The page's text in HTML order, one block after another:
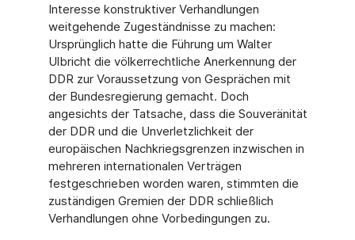
Interesse konstruktiver Verhandlungen
weitgehende Zugeständnisse zu machen:
Ursprünglich hatte die Führung um Walter
Ulbricht die völkerrechtliche Anerkennung der
DDR zur Voraussetzung von Gesprächen mit
der Bundesregierung gemacht. Doch
angesichts der Tatsache, dass die Souveränität
der DDR und die Unverletzlichkeit der
europäischen Nachkriegsgrenzen inzwischen in
mehreren internationalen Verträgen
festgeschrieben worden waren, stimmten die
zuständigen Gremien der DDR schließlich
Verhandlungen ohne Vorbedingungen zu.